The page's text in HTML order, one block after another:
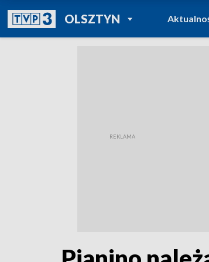
OLSZTYNPOWRÓT DO
TVP REGIONY